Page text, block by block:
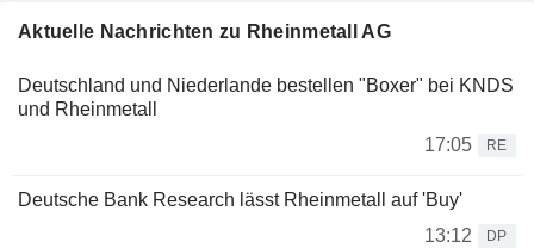
Aktuelle Nachrichten zu Rheinmetall AG
Deutschland und Niederlande bestellen "Boxer" bei KNDS
und Rheinmetall
17:05
RE
Deutsche Bank Research lässt Rheinmetall auf 'Buy'
13:12
DP